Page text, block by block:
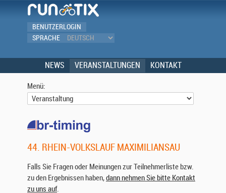
BENUTZERLOGIN
SPRACHE
NEWS VERANSTALTUNGEN KONTAKT
Menü:
44. RHEIN-VOLKSLAUF MAXIMILIANSAU
Falls Sie Fragen oder Meinungen zur Teilnehmerliste bzw.
zu den Ergebnissen haben,dann nehmen Sie bitte Kontakt
zu uns auf.